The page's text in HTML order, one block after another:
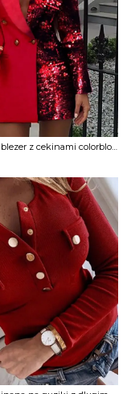
Marynarka blezer z cekinami colorblock długim rękawem Ghida